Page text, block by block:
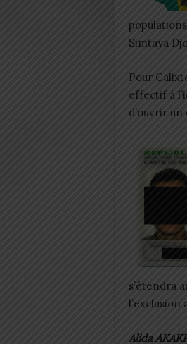
Simtaya
Pour
effectif à
d’ouvrir
s’étendra
l’exclusion
Alida